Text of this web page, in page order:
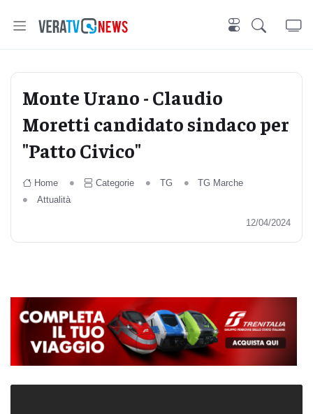
Monte Urano - Claudio
Moretti candidato sindaco per
"Patto Civico"
Home Categorie TG
TG Marche
Attualità
12/04/2024